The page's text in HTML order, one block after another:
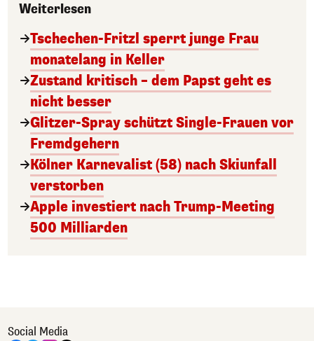
Weiterlesen
Tschechen-Fritzl sperrt junge Frau
monatelang in Keller
Zustand kritisch – dem Papst geht es
nicht besser
Glitzer-Spray schützt Single-Frauen vor
Fremdgehern
Kölner Karnevalist (58) nach Skiunfall
verstorben
Apple investiert nach Trump-Meeting
500 Milliarden
Social Media